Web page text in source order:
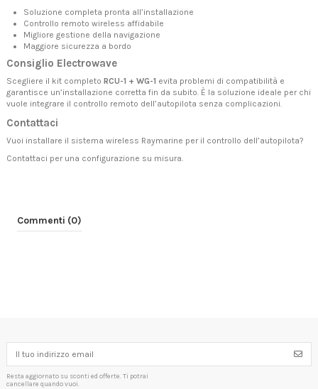
Soluzione completa pronta all’installazione
Controllo remoto wireless affidabile
Migliore gestione della navigazione
Maggiore sicurezza a bordo
Consiglio Electrowave
Scegliere il kit completo RCU-1 + WG-1 evita problemi di compatibilità e
garantisce un’installazione corretta fin da subito. È la soluzione ideale per chi
vuole integrare il controllo remoto dell’autopilota senza complicazioni.
Contattaci
Vuoi installare il sistema wireless Raymarine per il controllo dell’autopilota?
Contattaci per una configurazione su misura.
Commenti (0)
Resta aggiornato su sconti ed offerte. Ti potrai
cancellare quando vuoi.